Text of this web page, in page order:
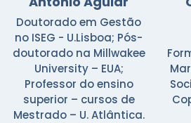
Doutorado em Gestão
no ISEG - U.Lisboa; Pós-
doutorado na Millwakee
University – EUA;
Professor do ensino
superior – cursos de
Mestrado – U. Atlântica.